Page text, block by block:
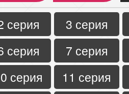
серия
3 серия
серия
7 серия
серия
11 серия